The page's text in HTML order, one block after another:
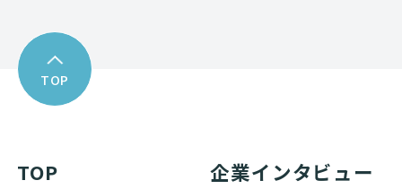
TOP
TOP
企業インタビュー